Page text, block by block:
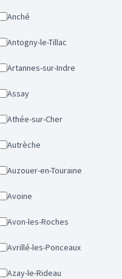
Anché
Antogny-le-Tillac
Artannes-sur-Indre
Assay
Athée-sur-Cher
Autrèche
Auzouer-en-Touraine
Avoine
Avon-les-Roches
Avrillé-les-Ponceaux
Azay-le-Rideau